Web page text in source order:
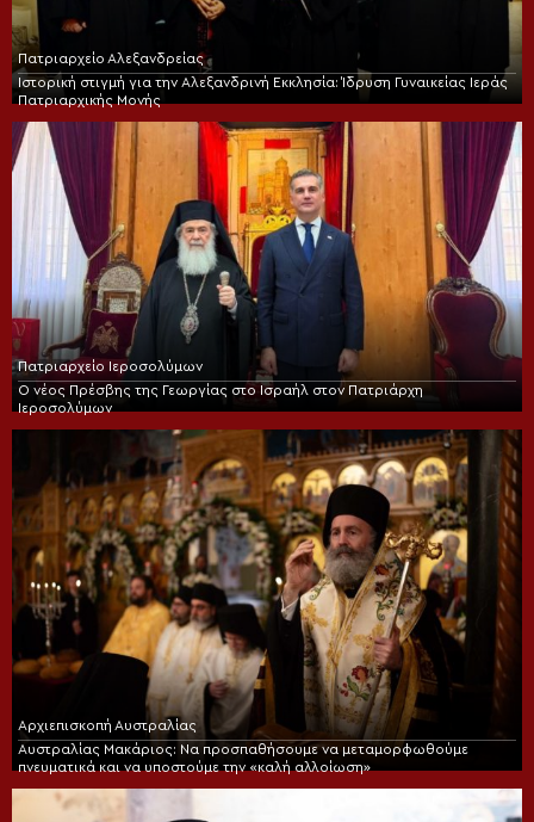
Πατριαρχείο Αλεξανδρείας
Ιστορική στιγμή για την Αλεξανδρινή Εκκλησία: Ίδρυση Γυναικείας Ιεράς
Πατριαρχικής Μονής
Πατριαρχείο Ιεροσολύμων
Ο νέος Πρέσβης της Γεωργίας στο Ισραήλ στον Πατριάρχη
Ιεροσολύμων
Αρχιεπισκοπή Αυστραλίας
Αυστραλίας Μακάριος: Να προσπαθήσουμε να μεταμορφωθούμε
πνευματικά και να υποστούμε την «καλή αλλοίωση»